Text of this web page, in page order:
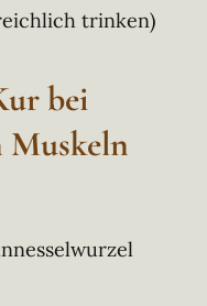
trinken)
bei
Muskeln